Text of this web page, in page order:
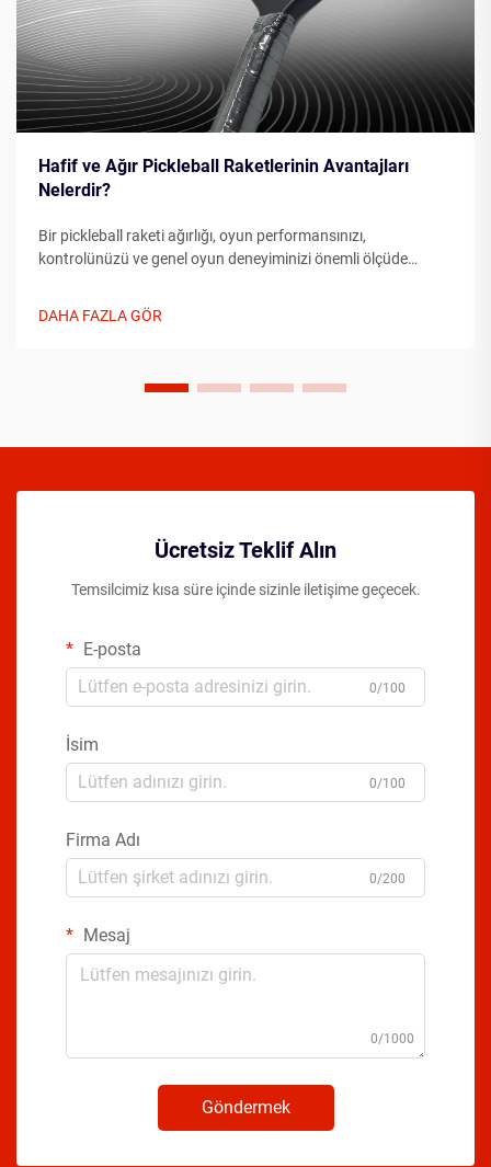
Hafif ve Ağır Pickleball Raketlerinin Avantajları
Nelerdir?
Bir pickleball raketi ağırlığı, oyun performansınızı,
kontrolünüzü ve genel oyun deneyiminizi önemli ölçüde
arasında seçim yaparken oyuncular, oynama tarzlarını,
DAHA FAZLA GÖR
Ücretsiz Teklif Alın
Temsilcimiz kısa süre içinde sizinle iletişime geçecek.
E-posta
0/100
İsim
0/100
Firma Adı
0/200
Mesaj
0/1000
Göndermek